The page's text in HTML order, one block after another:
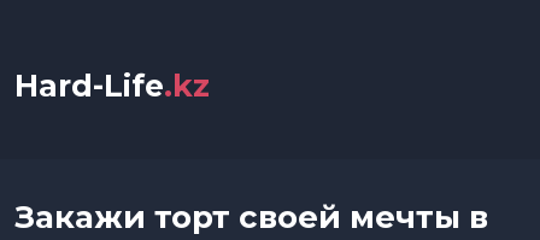
Hard-Life.kz
Закажи торт своей мечты в